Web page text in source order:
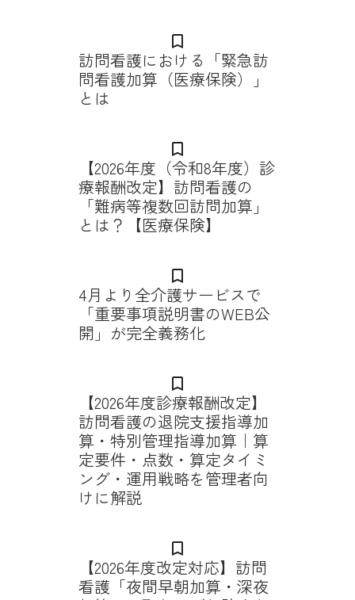
bookmark_border
訪問看護における「緊急訪
問看護加算（医療保険）」
とは
bookmark_border
【2026年度（令和8年度）診
療報酬改定】訪問看護の
「難病等複数回訪問加算」
とは？【医療保険】
bookmark_border
4月より全介護サービスで
「重要事項説明書のWEB公
開」が完全義務化
bookmark_border
【2026年度診療報酬改定】
訪問看護の退院支援指導加
算・特別管理指導加算｜算
定要件・点数・算定タイミ
ング・運用戦略を管理者向
けに解説
bookmark_border
【2026年度改定対応】訪問
看護「夜間早朝加算・深夜